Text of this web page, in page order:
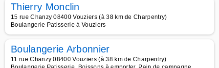
Thierry Monclin
15 rue Chanzy 08400 Vouziers (à 38 km de Charpentry)
Boulangerie Patisserie à Vouziers
Boulangerie Arbonnier
11 rue Chanzy 08400 Vouziers (à 38 km de Charpentry)